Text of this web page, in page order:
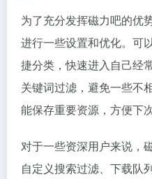
为了充分发挥磁力吧的优
进行一些设置和优化。可
捷分类，快速进入自己经
关键词过滤，避免一些不
能保存重要资源，方便下
对于一些资深用户来说，
自定义搜索过滤、下载队